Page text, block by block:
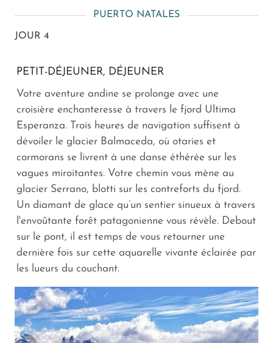
PUERTO NATALES
JOUR 4
PETIT-DÉJEUNER, DÉJEUNER
Votre aventure andine se prolonge avec une
croisière enchanteresse à travers le fjord Ultima
Esperanza. Trois heures de navigation suffisent à
dévoiler le glacier Balmaceda, où otaries et
cormorans se livrent à une danse éthérée sur les
vagues miroitantes. Votre chemin vous mène au
glacier Serrano, blotti sur les contreforts du fjord.
Un diamant de glace qu’un sentier sinueux à travers
l'envoûtante forêt patagonienne vous révèle. Debout
sur le pont, il est temps de vous retourner une
dernière fois sur cette aquarelle vivante éclairée par
les lueurs du couchant.